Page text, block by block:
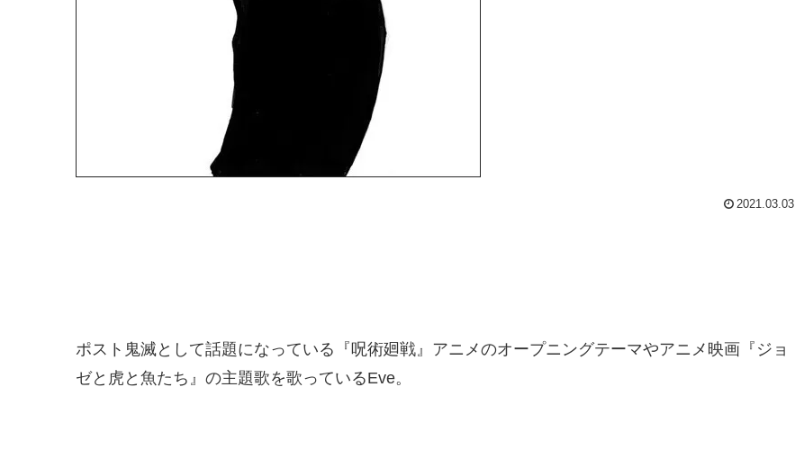
2021.03.03
ポスト鬼滅として話題になっている『呪術廻戦』アニメのオープニングテーマやアニメ映画『ジョ
ゼと虎と魚たち』の主題歌を歌っているEve。